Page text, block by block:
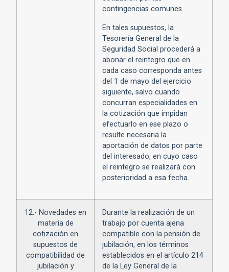
contingencias comunes.
En tales supuestos, la
Tesorería General de la
Seguridad Social procederá a
abonar el reintegro que en
cada caso corresponda antes
del 1 de mayo del ejercicio
siguiente, salvo cuando
concurran especialidades en
la cotización que impidan
efectuarlo en ese plazo o
resulte necesaria la
aportación de datos por parte
del interesado, en cuyo caso
el reintegro se realizará con
posterioridad a esa fecha.
12.- Novedades en
materia de
cotización en
supuestos de
compatibilidad de
jubilación y
Durante la realización de un
trabajo por cuenta ajena
compatible con la pensión de
jubilación, en los términos
establecidos en el artículo 214
de la Ley General de la